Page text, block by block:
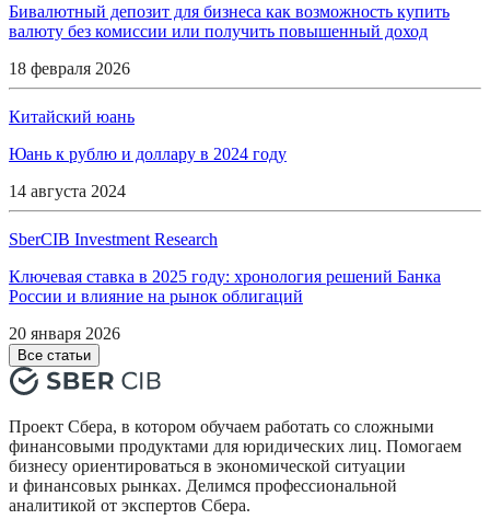
Бивалютный депозит для бизнеса как возможность купить
валюту без комиссии или получить повышенный доход
18 февраля 2026
Китайский юань
Юань к рублю и доллару в 2024 году
14 августа 2024
SberCIB Investment Research
Ключевая ставка в 2025 году: хронология решений Банка
России и влияние на рынок облигаций
20 января 2026
Все статьи
Проект Сбера, в котором обучаем работать со сложными
финансовыми продуктами для юридических лиц. Помогаем
бизнесу ориентироваться в экономической ситуации
и финансовых рынках. Делимся профессиональной
аналитикой от экспертов Сбера.